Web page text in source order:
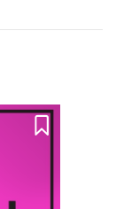
